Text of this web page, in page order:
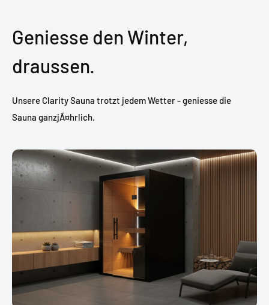
Geniesse den Winter,
draussen.
Unsere Clarity Sauna trotzt jedem Wetter - geniesse die
Sauna ganzjÃ¤hrlich.